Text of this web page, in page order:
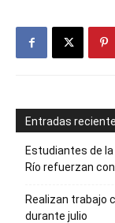
Entradas
Estudiantes de
Río refuerzan
Realizan trabajo
durante julio